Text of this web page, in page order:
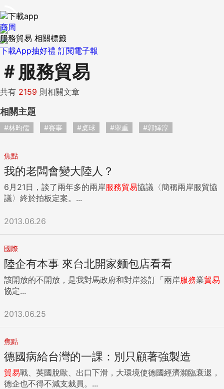
下載App抽好禮 訂閱電子報
商周
服務貿易 相關標籤
＃ 服務貿易
共有 2159 則相關文章
相關主題
#林昀儒 #賽事 #桌球 #舉重 #郭婞淳
焦點
我的老闆會變大陸人？
6月21日，談了兩年多的兩岸服務貿易協議〈簡稱兩岸服貿協
議〉終於拍板定案。...
2013.06.26
國際
陸企有本事 來台北開家麵包店看看
該開放的不開放，是我對馬政府和對岸簽訂「兩岸服務業貿易
協定...
2013.06.25
焦點
德國病給台灣的一課：別只顧著強製造
貿易戰、英國脫歐、出口下滑，大環境使德國經濟瀕臨衰退，
德企也不得不減支裁員。...